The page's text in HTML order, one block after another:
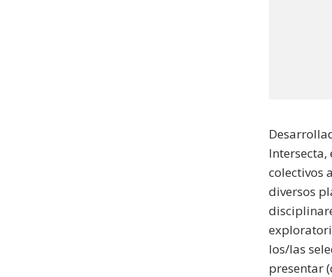
colectivos
diversos
los/las
presentar